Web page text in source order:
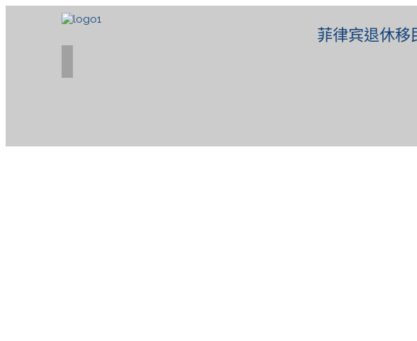
菲律宾退休移